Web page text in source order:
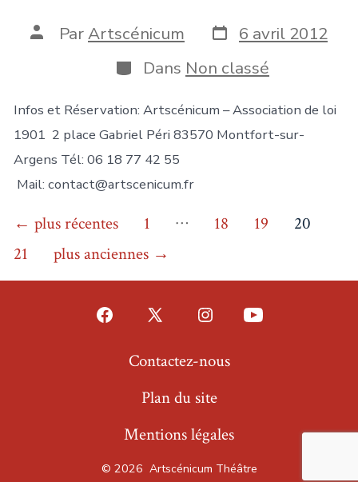
Auteur
ParArtscénicum Date
de
publication
6 avril 2012
Catégories
Dans Non classé
Infos et Réservation: Artscénicum – Association de loi
1901 2 place Gabriel Péri 83570 Montfort-sur-
Argens Tél: 06 18 77 42 55
Mail: contact@artscenicum.fr
Pagination
des
publications
←plus récentes 1 … 18 19
20
21
plus anciennes →
Open
Facebook
new
Open
a
new
Open
a
new
tab
Open
Contactez-nous
Plan du site
Mentions légales
© 2026 Artscénicum Théâtre